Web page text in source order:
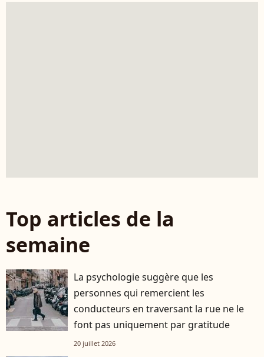
Top articles de la
semaine
La psychologie suggère que les
personnes qui remercient les
conducteurs en traversant la rue ne le
font pas uniquement par gratitude
20 juillet 2026